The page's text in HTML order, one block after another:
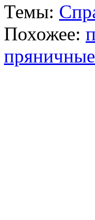
Темы:
Похожее: